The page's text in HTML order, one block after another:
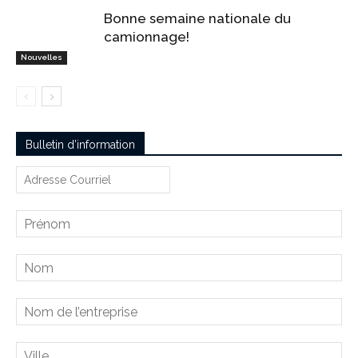
Nouvelles
Bonne semaine nationale du
camionnage!
Bulletin d’information